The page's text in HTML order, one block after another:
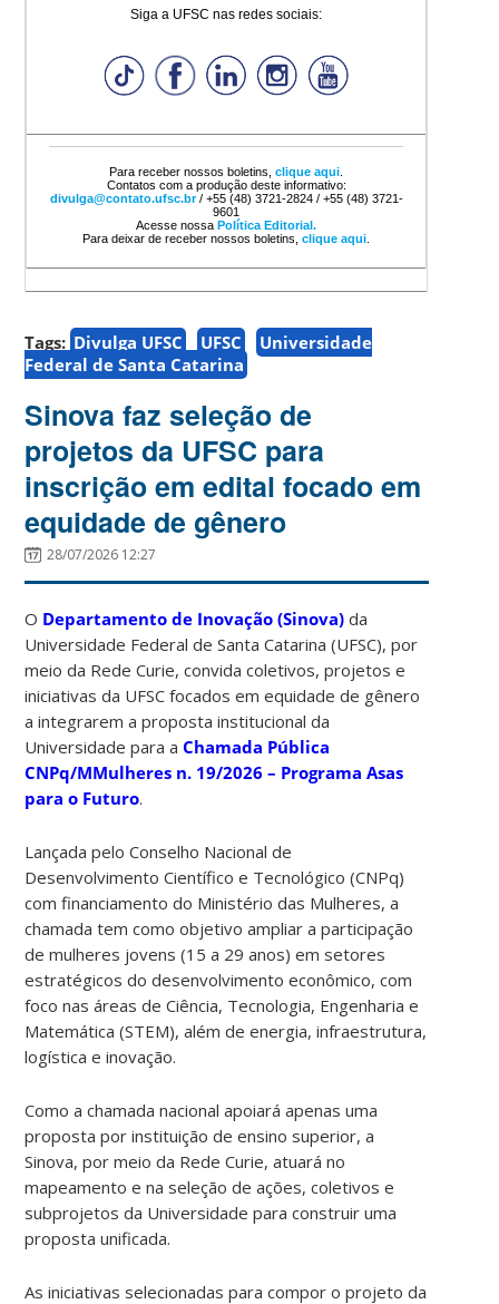
Siga a UFSC nas redes sociais:
Para receber nossos boletins,clique aqui
Contatos com a produção deste informativo:
divulga@contato.ufsc.br/ +55 (48) 3721-2824 / +55 (48) 3721-
9601
Acesse nossaPolítica Editorial.
Para deixar de receber nossos boletins,clique aqui
Tags: Divulga UFSC UFSC
Universidade
Federal de Santa Catarina
Sinova faz seleção de
projetos da UFSC para
inscrição em edital focado em
equidade de gênero
28/07/2026 12:27
O Departamento de Inovação (Sinova) da
Universidade Federal de Santa Catarina (UFSC), por
meio da Rede Curie, convida coletivos, projetos e
iniciativas da UFSC focados em equidade de gênero
a integrarem a proposta institucional da
Universidade para aChamada Pública
CNPq/MMulheres n. 19/2026 – Programa Asas
para o Futuro.
Lançada pelo Conselho Nacional de
Desenvolvimento Científico e Tecnológico (CNPq)
com financiamento do Ministério das Mulheres, a
chamada tem como objetivo ampliar a participação
de mulheres jovens (15 a 29 anos) em setores
estratégicos do desenvolvimento econômico, com
foco nas áreas de Ciência, Tecnologia, Engenharia e
Matemática (STEM), além de energia, infraestrutura,
logística e inovação.
Como a chamada nacional apoiará apenas uma
proposta por instituição de ensino superior, a
Sinova, por meio da Rede Curie, atuará no
mapeamento e na seleção de ações, coletivos e
subprojetos da Universidade para construir uma
proposta unificada.
As iniciativas selecionadas para compor o projeto da